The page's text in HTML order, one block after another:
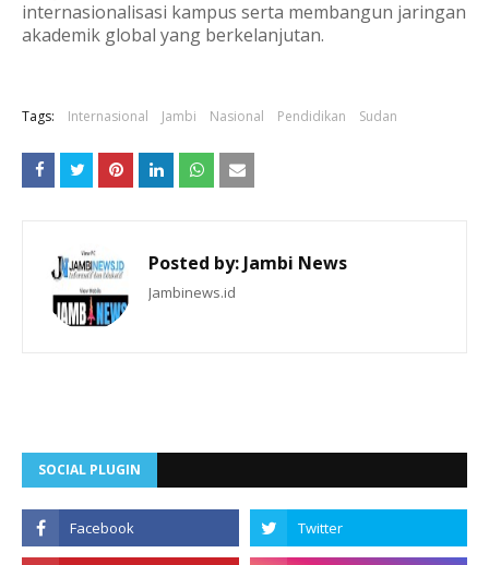
internasionalisasi kampus serta membangun jaringan
akademik global yang berkelanjutan.
Tags: Internasional Jambi Nasional Pendidikan Sudan
Posted by:Jambi News
Jambinews.id
SOCIAL PLUGIN